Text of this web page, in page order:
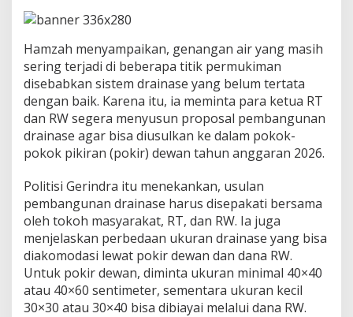
n
i
g
k
a
t
a
n
r
a
i
n
a
s
e
Hamzah menyampaikan, genangan air yang masih
sering terjadi di beberapa titik permukiman
disebabkan sistem drainase yang belum tertata
dengan baik. Karena itu, ia meminta para ketua RT
dan RW segera menyusun proposal pembangunan
drainase agar bisa diusulkan ke dalam pokok-
pokok pikiran (pokir) dewan tahun anggaran 2026.
Politisi Gerindra itu menekankan, usulan
pembangunan drainase harus disepakati bersama
oleh tokoh masyarakat, RT, dan RW. Ia juga
menjelaskan perbedaan ukuran drainase yang bisa
diakomodasi lewat pokir dewan dan dana RW.
Untuk pokir dewan, diminta ukuran minimal 40×40
atau 40×60 sentimeter, sementara ukuran kecil
30×30 atau 30×40 bisa dibiayai melalui dana RW.